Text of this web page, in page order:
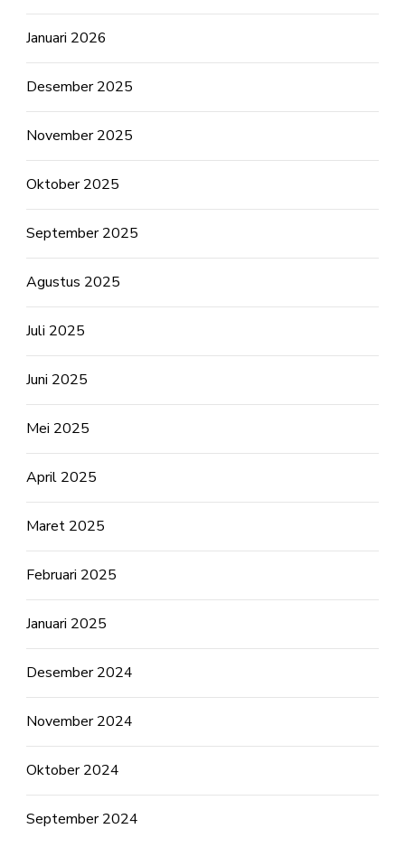
Januari 2026
Desember 2025
November 2025
Oktober 2025
September 2025
Agustus 2025
Juli 2025
Juni 2025
Mei 2025
April 2025
Maret 2025
Februari 2025
Januari 2025
Desember 2024
November 2024
Oktober 2024
September 2024